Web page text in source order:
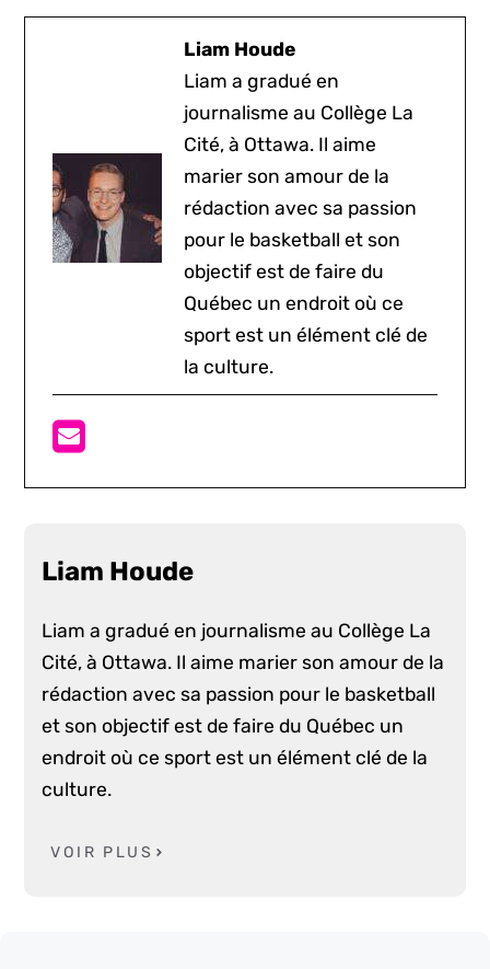
Liam Houde
Liam a gradué en
journalisme au Collège La
Cité, à Ottawa. Il aime
marier son amour de la
rédaction avec sa passion
pour le basketball et son
objectif est de faire du
Québec un endroit où ce
sport est un élément clé de
la culture.
Liam Houde
Liam a gradué en journalisme au Collège La
Cité, à Ottawa. Il aime marier son amour de la
rédaction avec sa passion pour le basketball
et son objectif est de faire du Québec un
endroit où ce sport est un élément clé de la
culture.
VOIR PLUS